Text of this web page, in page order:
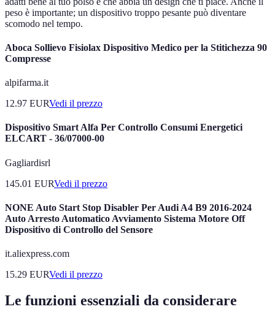
peso è importante; un dispositivo troppo pesante può diventare
scomodo nel tempo.
Aboca Sollievo Fisiolax Dispositivo Medico per la Stitichezza 90
Compresse
alpifarma.it
12.97 EURVedi il prezzo
Dispositivo Smart Alfa Per Controllo Consumi Energetici
ELCART - 36/07000-00
Gagliardisrl
145.01 EURVedi il prezzo
NONE Auto Start Stop Disabler Per Audi A4 B9 2016-2024
Auto Arresto Automatico Avviamento Sistema Motore Off
Dispositivo di Controllo del Sensore
it.aliexpress.com
15.29 EURVedi il prezzo
Le funzioni essenziali da considerare